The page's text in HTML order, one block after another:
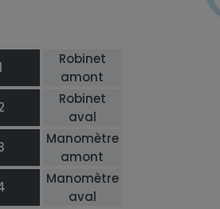
Robinet
amont
Robinet
aval
Manomètre
amont
Manomètre
aval